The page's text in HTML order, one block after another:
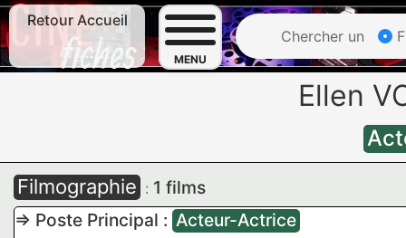
Retour Accueil
MENU
Chercher un
Ellen
Filmographie : 1 films
=> Poste Principal : Acteur-Actrice